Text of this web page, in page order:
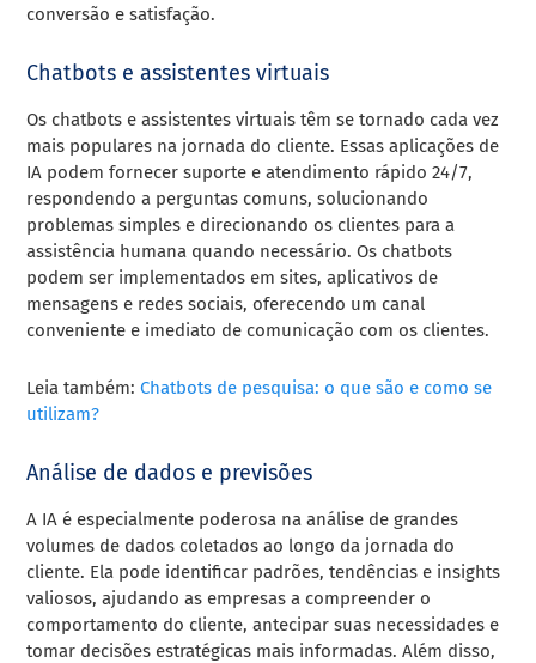
conversão e satisfação.
Chatbots e assistentes virtuais
Os chatbots e assistentes virtuais têm se tornado cada vez
mais populares na jornada do cliente. Essas aplicações de
IA podem fornecer suporte e atendimento rápido 24/7,
respondendo a perguntas comuns, solucionando
problemas simples e direcionando os clientes para a
assistência humana quando necessário. Os chatbots
podem ser implementados em sites, aplicativos de
mensagens e redes sociais, oferecendo um canal
conveniente e imediato de comunicação com os clientes.
Leia também:Chatbots de pesquisa: o que são e como se
utilizam?
Análise de dados e previsões
A IA é especialmente poderosa na análise de grandes
volumes de dados coletados ao longo da jornada do
cliente. Ela pode identificar padrões, tendências e insights
valiosos, ajudando as empresas a compreender o
comportamento do cliente, antecipar suas necessidades e
tomar decisões estratégicas mais informadas. Além disso,